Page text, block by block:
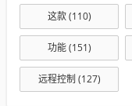
这款(110)
功能(151)
远程控制 (127)